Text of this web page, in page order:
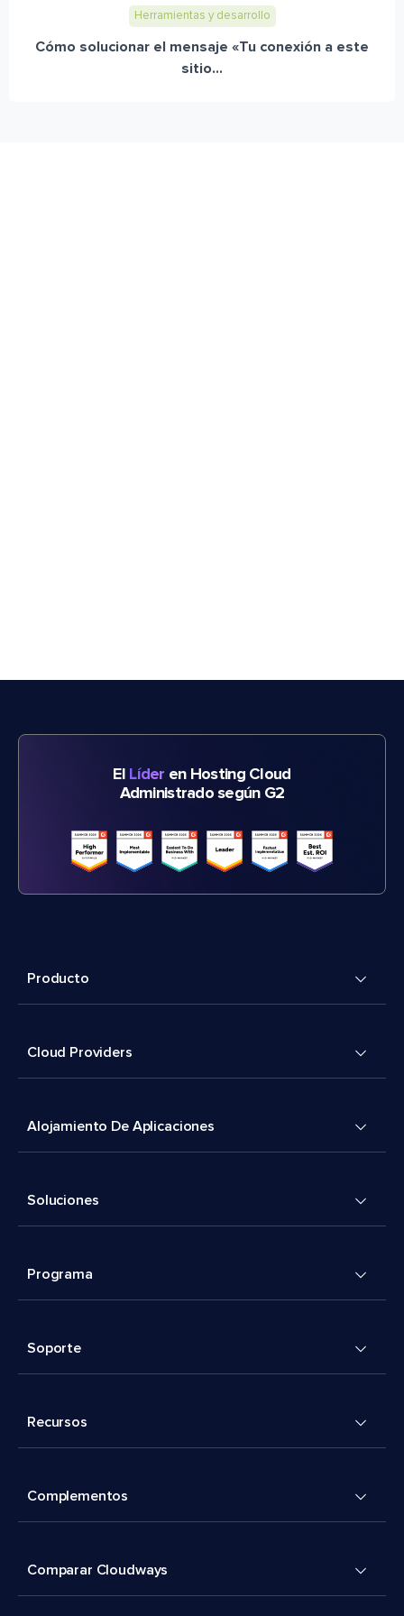
Herramientas y desarrollo
Cómo solucionar el mensaje «Tu conexión a este
sitio...
El Líder en Hosting Cloud
Administrado según G2
Producto
Cloud Providers
Alojamiento De Aplicaciones
Soluciones
Programa
Soporte
Recursos
Complementos
Comparar Cloudways